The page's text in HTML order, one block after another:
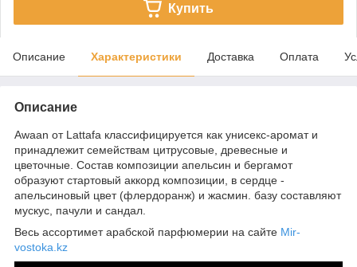
Купить
Описание Характеристики Доставка Оплата
Описание
Awaan от Lattafa классифицируется как унисекс-аромат и
принадлежит семействам цитрусовые, древесные и
цветочные. Состав композиции апельсин и бергамот
образуют стартовый аккорд композиции, в сердце -
апельсиновый цвет (флердоранж) и жасмин. базу составляют
мускус, пачули и сандал.
Весь ассортимет арабской парфюмерии на сайте Mir-
vostoka.kz